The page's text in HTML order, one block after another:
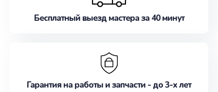
Бесплатный выезд мастера за 40 минут
Гарантия на работы и запчасти - до 3-х лет